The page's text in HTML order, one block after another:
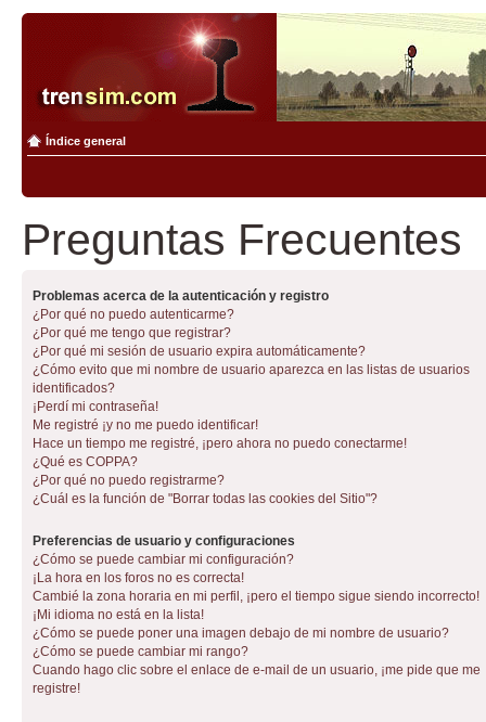
Índice general
Preguntas Frecuentes
Problemas acerca de la autenticación y registro
¿Por qué no puedo autenticarme?
¿Por qué me tengo que registrar?
¿Por qué mi sesión de usuario expira automáticamente?
¿Cómo evito que mi nombre de usuario aparezca en las listas de usuarios
identificados?
¡Perdí mi contraseña!
Me registré ¡y no me puedo identificar!
Hace un tiempo me registré, ¡pero ahora no puedo conectarme!
¿Qué es COPPA?
¿Por qué no puedo registrarme?
¿Cuál es la función de "Borrar todas las cookies del Sitio"?
Preferencias de usuario y configuraciones
¿Cómo se puede cambiar mi configuración?
¡La hora en los foros no es correcta!
Cambié la zona horaria en mi perfil, ¡pero el tiempo sigue siendo incorrecto!
¡Mi idioma no está en la lista!
¿Cómo se puede poner una imagen debajo de mi nombre de usuario?
¿Cómo se puede cambiar mi rango?
Cuando hago clic sobre el enlace de e-mail de un usuario, ¡me pide que me
registre!